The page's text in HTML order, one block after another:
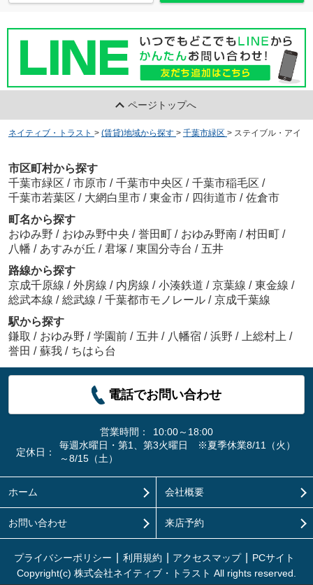
ページトップへ
ネイティブ・トラスト > (賃貸)地域から探す > 千葉市緑区 > ステイブル・アイ
市区町村から探す
千葉市緑区 / 市原市 / 千葉市中央区 / 千葉市稲毛区 /
千葉市若葉区 / 大網白里市 / 東金市 / 四街道市 / 佐倉市
町名から探す
おゆみ野 / おゆみ野中央 / 誉田町 / おゆみ野南 / 村田町 /
八幡 / あすみが丘 / 君塚 / 東国分寺台 / 五井
路線から探す
京成千原線 / 外房線 / 内房線 / 小湊鉄道 / 京葉線 / 東金線 /
総武本線 / 総武線 / 千葉都市モノレール / 京成千葉線
駅から探す
鎌取 / おゆみ野 / 学園前 / 五井 / 八幡宿 / 浜野 / 上総村上 /
誉田 / 蘇我 / ちはら台
電話でお問い合わせ
営業時間：
10:00～18:00
定休日：
毎週水曜日・第1、第3火曜日 ※夏季休業8/11（火）
～8/15（土）
ホーム 会社概要
お問い合わせ 来店予約
プライバシーポリシー 利用規約 アクセスマップ
PCサイト
Copyright(c) 株式会社ネイティブ・トラスト All rights reserved.